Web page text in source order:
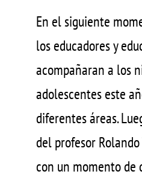
En el siguiente
los educadores y
acompañaran a los
adolescentes este
diferentes áreas.
del profesor
con un momento de